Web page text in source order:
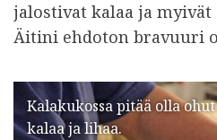
jalostivat kalaa ja myivät
Äitini ehdoton bravuuri
Kalakukossa pitää olla
kalaa ja lihaa.